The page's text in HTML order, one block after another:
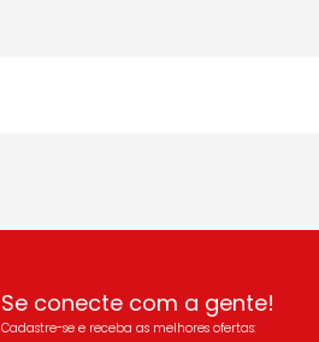
Se conecte com a gente!
Cadastre-se e receba as melhores ofertas: